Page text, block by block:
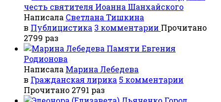
честь святителя Иоанна Шанхайского
Написала Светлана Тишкина
в Публицистика 3 комментарии Прочитано
2799 раз
Памяти Евгения
Родионова
Написала Марина Лебедева
в Гражданская лирика 5 комментарии
Прочитано 2791 раз